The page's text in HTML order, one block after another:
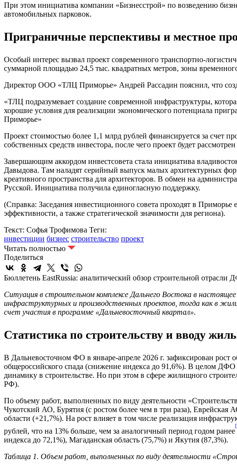
При этом инициатива компании «Бизнесстрой» по возведению
автомобильных парковок.
Приграничные перспективы и местное
Особый интерес вызвал проект современного
суммарной площадью 24,5 тыс. квадратных метров, зоны
Директор ООО «ТЛЦ Приморье» Андрей Рассадин пояснил, что
«ТЛЦ подразумевает создание современной инфраструктуры,
хорошие условия для реализации экономического потенциала
Приморье»
Проект стоимостью более 1,1 млрд рублей финансируется за счет
собственных средств инвестора, после чего проект будет
Завершающим аккордом инвестсовета стала инициатива
Давыдова. Там наладят серийный выпуск малых архитектурных
креативного пространства для архитекторов. В обмен на
Русской. Инициатива получила единогласную поддержку.
(Справка: Заседания инвестиционного совета проходят в
эффективности, а также стратегической значимости для региона).
Текст: Софья Трофимова Теги:
инвестиции бизнес строительство проект
Читать полностью
Поделиться
Бюллетень EastRussia: аналитический обзор строительной
Ситуация в строительном комплексе Дальнего Востока в
инфраструктурных и производственных проектов, тогда как в
счет участия в программе «Дальневосточный квартал».
Статистика по строительству и вводу
В Дальневосточном ФО в январе-апреле 2026 г. зафиксирован рост
общероссийского спада (снижение индекса до 91,6%). В целом
динамику в строительстве. Но при этом в сфере жилищного
РФ).
По объему работ, выполненных по виду деятельности
Чукотский АО, Бурятия (с ростом более чем в три раза),
области (+21,7%). На рост влияет в том числе реализация
рублей, что на 13% больше, чем за аналогичный период годом ранее
индекса до 72,1%), Магаданская область (75,7%) и Якутия (87,3%).
Таблица 1. Объем работ, выполненных по виду деятельности